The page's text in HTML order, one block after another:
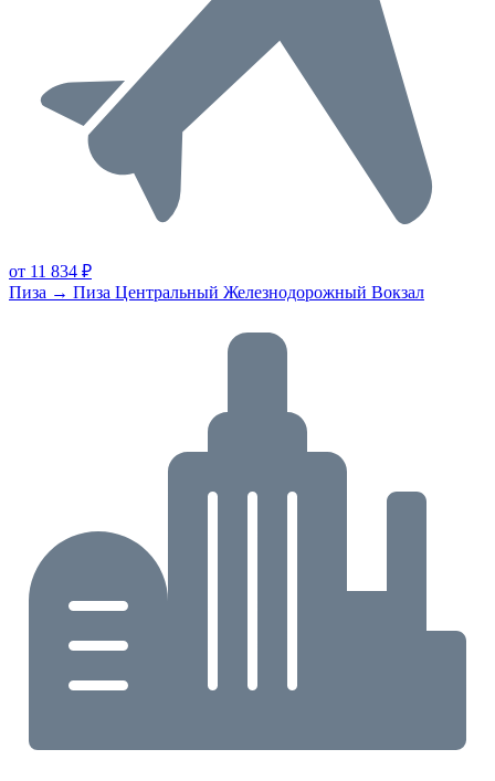
от 11 834 ₽
Пиза → Пиза Центральный Железнодорожный Вокзал